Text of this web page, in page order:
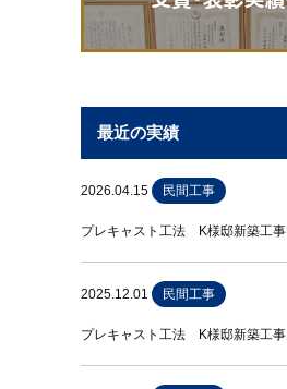
最近の実績
2026.04.15 民間工事
プレキャスト工法 K様邸新築工事
2025.12.01 民間工事
プレキャスト工法 K様邸新築工事